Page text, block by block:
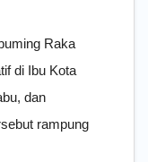
Raka
di Ibu Kota
dan
rampung